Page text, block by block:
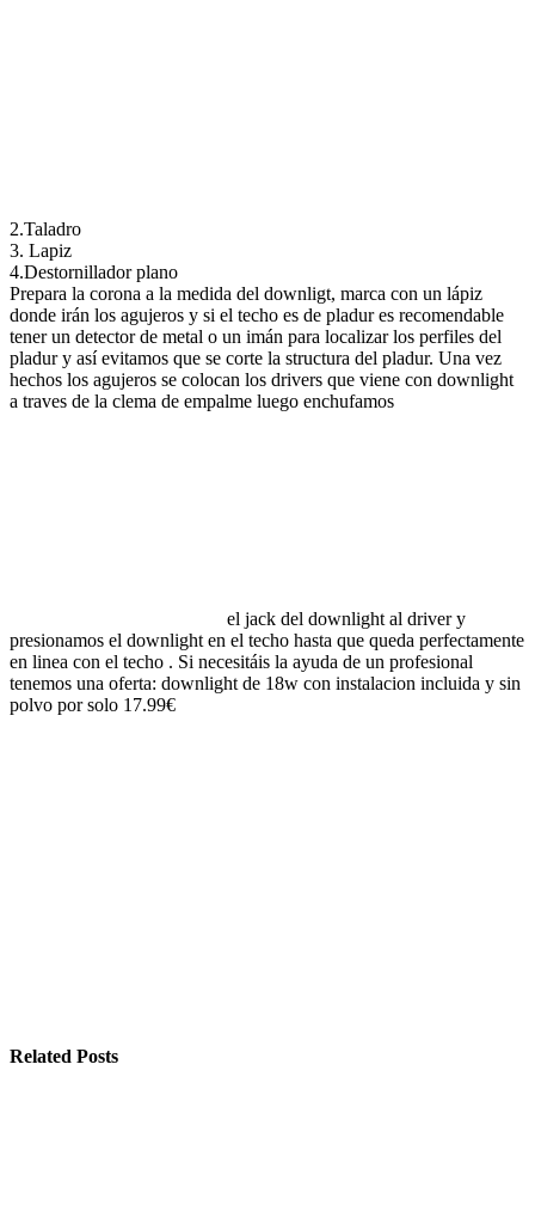
2.Taladro
3. Lapiz
4.Destornillador plano
Prepara la corona a la medida del downligt, marca con un lápiz
donde irán los agujeros y si el techo es de pladur es recomendable
tener un detector de metal o un imán para localizar los perfiles del
pladur y así evitamos que se corte la structura del pladur. Una vez
hechos los agujeros se colocan los drivers que viene con downlight
a traves de la clema de empalme luego enchufamos
el jack del downlight al driver y
presionamos el downlight en el techo hasta que queda perfectamente
en linea con el techo . Si necesitáis la ayuda de un profesional
tenemos una oferta: downlight de 18w con instalacion incluida y sin
polvo por solo 17.99€
Related Posts